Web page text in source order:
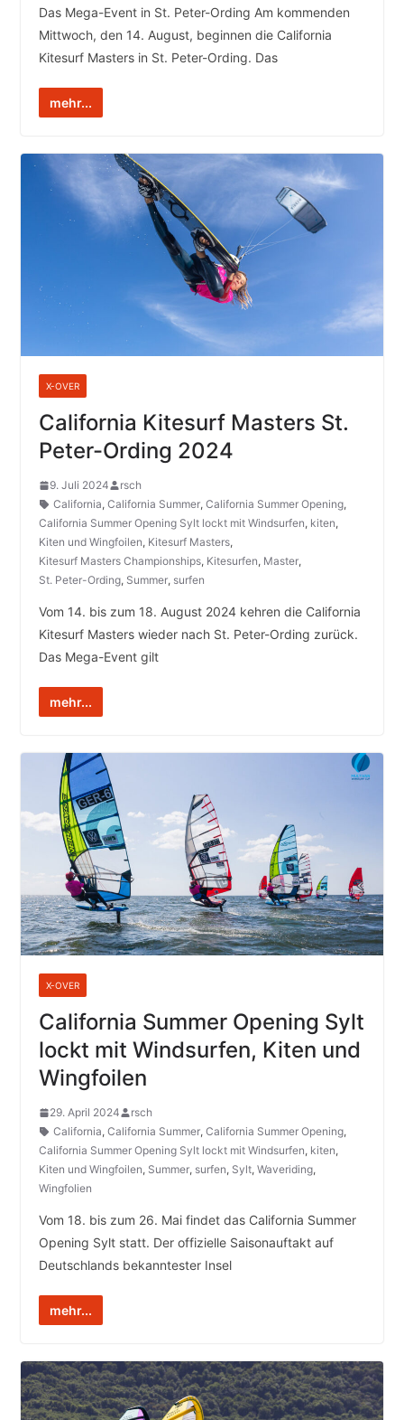
Das Mega-Event in St. Peter-Ording Am kommenden
Mittwoch, den 14. August, beginnen die California
Kitesurf Masters in St. Peter-Ording. Das
mehr...
X-OVER
California Kitesurf Masters St.
Peter-Ording 2024
9. Juli 2024
rsch
California, California Summer, California Summer Opening,
California Summer Opening Sylt lockt mit Windsurfen, kiten,
Kiten und Wingfoilen, Kitesurf Masters,
Kitesurf Masters Championships, Kitesurfen, Master,
St. Peter-Ording, Summer, surfen
Vom 14. bis zum 18. August 2024 kehren die California
Kitesurf Masters wieder nach St. Peter-Ording zurück.
Das Mega-Event gilt
mehr...
X-OVER
California Summer Opening Sylt
lockt mit Windsurfen, Kiten und
Wingfoilen
29. April 2024
rsch
California, California Summer, California Summer Opening,
California Summer Opening Sylt lockt mit Windsurfen, kiten,
Kiten und Wingfoilen, Summer, surfen, Sylt, Waveriding,
Wingfolien
Vom 18. bis zum 26. Mai findet das California Summer
Opening Sylt statt. Der offizielle Saisonauftakt auf
Deutschlands bekanntester Insel
mehr...